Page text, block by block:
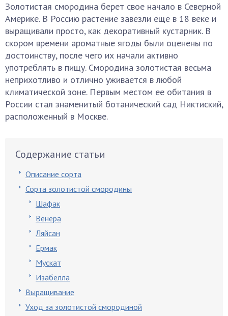
Золотистая смородина берет свое начало в Северной
Америке. В Россию растение завезли еще в 18 веке и
выращивали просто, как декоративный кустарник. В
скором времени ароматные ягоды были оценены по
достоинству, после чего их начали активно
употреблять в пищу. Смородина золотистая весьма
неприхотливо и отлично уживается в любой
климатической зоне. Первым местом ее обитания в
России стал знаменитый ботанический сад Никтиский,
расположенный в Москве.
Содержание статьи
Описание сорта
Сорта золотистой смородины
Шафак
Венера
Ляйсан
Ермак
Мускат
Изабелла
Выращивание
Уход за золотистой смородиной